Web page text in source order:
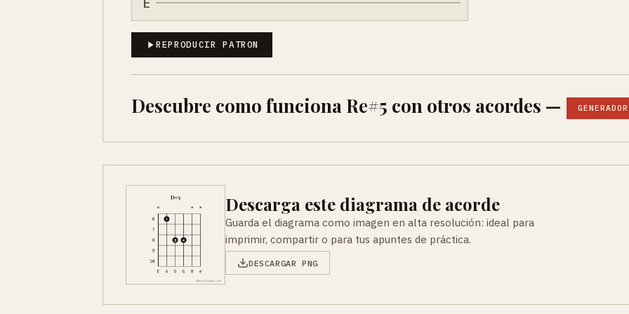
REPRODUCIR PATRON
Descubre como funciona Re#5 con otros acordes —
Descarga este diagrama de acorde
Guarda el diagrama como imagen en alta resolución: ideal para
imprimir, compartir o para tus apuntes de práctica.
DESCARGAR PNG